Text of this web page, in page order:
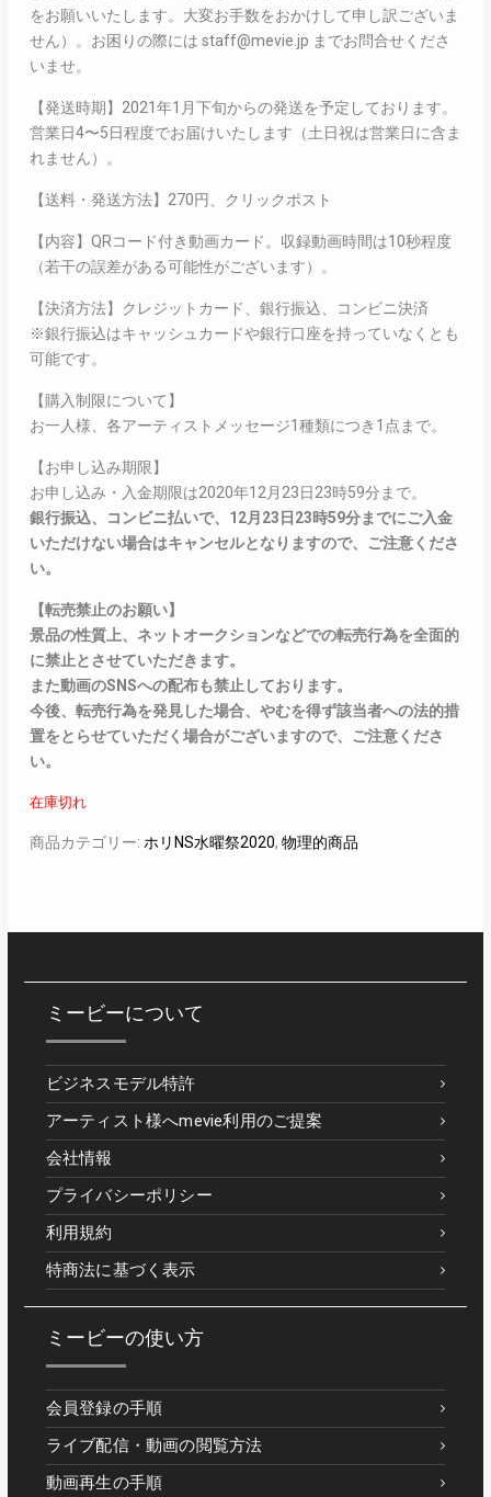
をお願いいたします。大変お手数をおかけして申し訳ございま
せん）。お困りの際には staff@mevie.jp までお問合せくださ
いませ。
【発送時期】2021年1月下旬からの発送を予定しております。
営業日4〜5日程度でお届けいたします（土日祝は営業日に含ま
れません）。
【送料・発送方法】270円、クリックポスト
【内容】QRコード付き動画カード。収録動画時間は10秒程度
（若干の誤差がある可能性がございます）。
【決済方法】クレジットカード、銀行振込、コンビニ決済
※銀行振込はキャッシュカードや銀行口座を持っていなくとも
可能です。
【購入制限について】
お一人様、各アーティストメッセージ1種類につき1点まで。
【お申し込み期限】
お申し込み・入金期限は2020年12月23日23時59分まで。
銀行振込、コンビニ払いで、12月23日23時59分までにご入金
いただけない場合はキャンセルとなりますので、ご注意くださ
い。
【転売禁止のお願い】
景品の性質上、ネットオークションなどでの転売行為を全面的
に禁止とさせていただきます。
また動画のSNSへの配布も禁止しております。
今後、転売行為を発見した場合、やむを得ず該当者への法的措
置をとらせていただく場合がございますので、ご注意くださ
い。
在庫切れ
商品カテゴリー: ホリNS水曜祭2020, 物理的商品
ミービーについて
ビジネスモデル特許
アーティスト様へmevie利用のご提案
会社情報
プライバシーポリシー
利用規約
特商法に基づく表示
ミービーの使い方
会員登録の手順
ライブ配信・動画の閲覧方法
動画再生の手順